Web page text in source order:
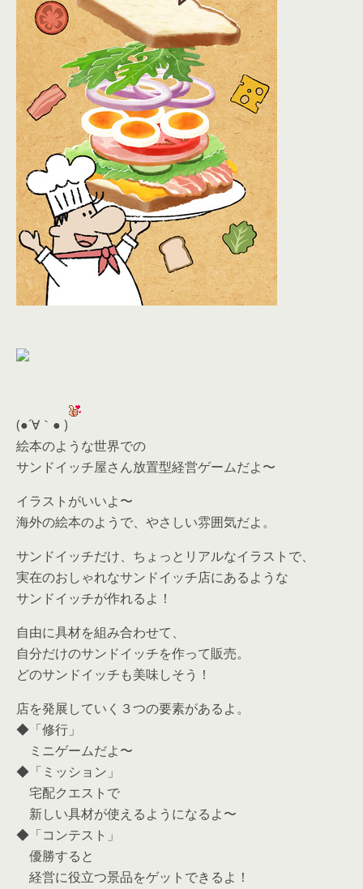
(●´∀｀● )
絵本のような世界での
サンドイッチ屋さん放置型経営ゲームだよ〜
イラストがいいよ〜
海外の絵本のようで、やさしい雰囲気だよ。
サンドイッチだけ、ちょっとリアルなイラストで、
実在のおしゃれなサンドイッチ店にあるような
サンドイッチが作れるよ！
自由に具材を組み合わせて、
自分だけのサンドイッチを作って販売。
どのサンドイッチも美味しそう！
店を発展していく３つの要素があるよ。
◆「修行」
ミニゲームだよ〜
◆「ミッション」
宅配クエストで
新しい具材が使えるようになるよ〜
◆「コンテスト」
優勝すると
経営に役立つ景品をゲットできるよ！